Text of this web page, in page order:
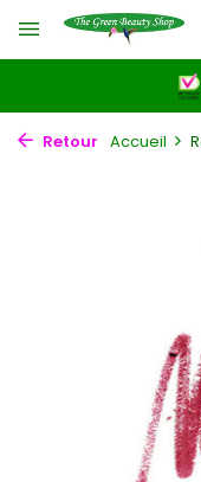
Retour Accueil